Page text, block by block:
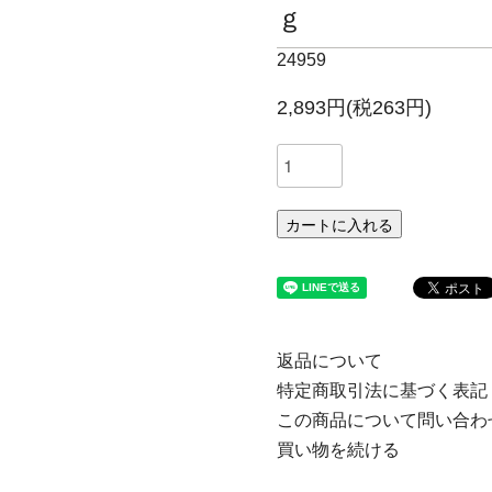
ｇ
24959
2,893円(税263円)
カートに入れる
返品について
特定商取引法に基づく表記
この商品について問い合わ
買い物を続ける